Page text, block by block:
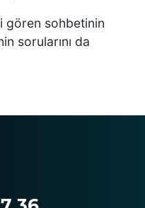
ortaya çıktı
gören sohbetinin
sorularını da